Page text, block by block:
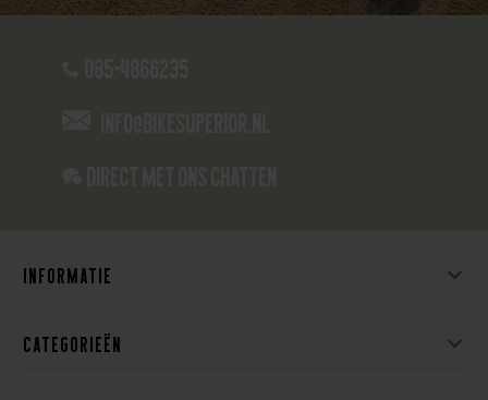
Informatie
Categorieën